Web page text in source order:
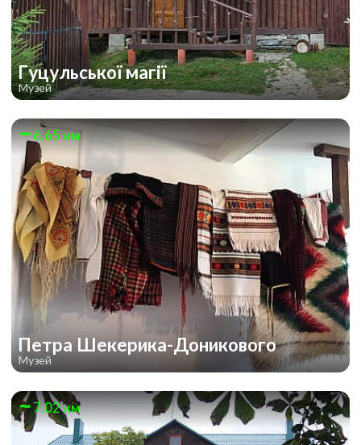
Гуцульської магії
Музей
6.65 км
Петра Шекерика-Доникового
Музей
7.02 км